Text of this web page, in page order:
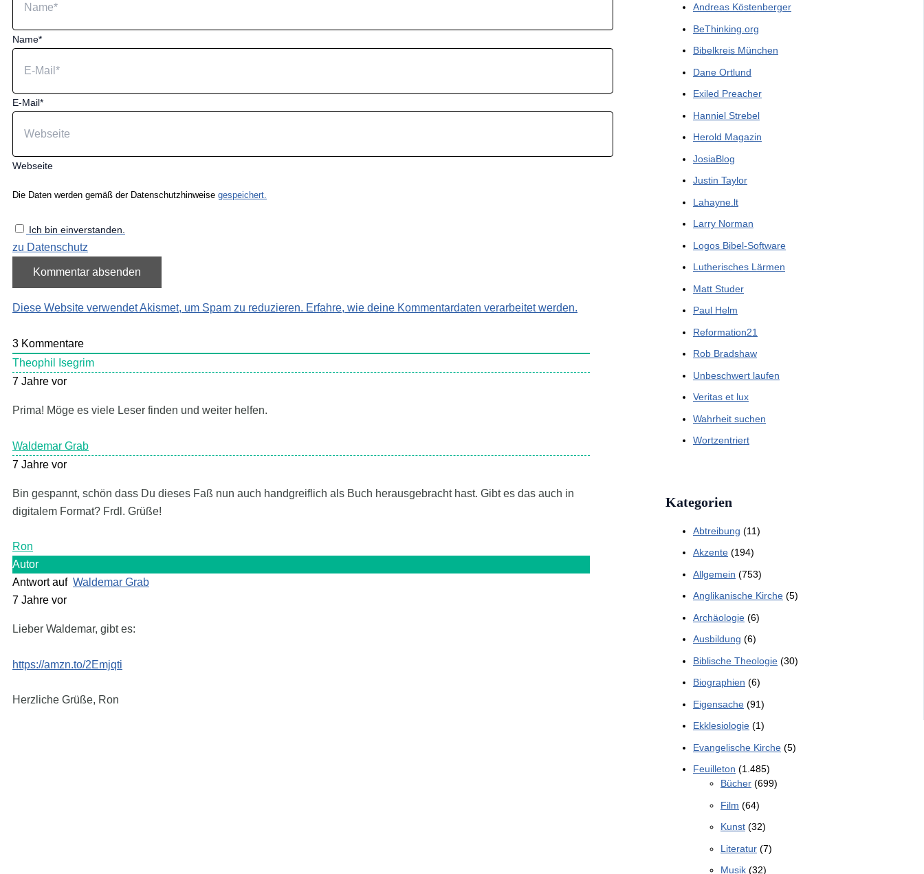
Name*
E-Mail*
Webseite
Die Daten werden gemäß der Datenschutzhinweise gespeichert.
Ich bin einverstanden.
zu Datenschutz
Diese Website verwendet Akismet, um Spam zu reduzieren. Erfahre, wie deine Kommentardaten verarbeitet werden.
3 Kommentare
Theophil Isegrim
7 Jahre vor
Prima! Möge es viele Leser finden und weiter helfen.
Waldemar Grab
7 Jahre vor
Bin gespannt, schön dass Du dieses Faß nun auch handgreiflich als Buch herausgebracht hast. Gibt es das auch in
digitalem Format? Frdl. Grüße!
Ron
Autor
Antwort auf Waldemar Grab
7 Jahre vor
Lieber Waldemar, gibt es:
https://amzn.to/2Emjqti
Herzliche Grüße, Ron
Andreas Köstenberger
BeThinking.org
Bibelkreis München
Dane Ortlund
Exiled Preacher
Hanniel Strebel
Herold Magazin
JosiaBlog
Justin Taylor
Lahayne.lt
Larry Norman
Logos Bibel-Software
Lutherisches Lärmen
Matt Studer
Paul Helm
Reformation21
Rob Bradshaw
Unbeschwert laufen
Veritas et lux
Wahrheit suchen
Wortzentriert
Kategorien
Abtreibung (11)
Akzente (194)
Allgemein (753)
Anglikanische Kirche (5)
Archäologie (6)
Ausbildung (6)
Biblische Theologie (30)
Biographien (6)
Eigensache (91)
Ekklesiologie (1)
Evangelische Kirche (5)
Feuilleton (1.485)
Bücher (699)
Film (64)
Kunst (32)
Literatur (7)
Musik (32)